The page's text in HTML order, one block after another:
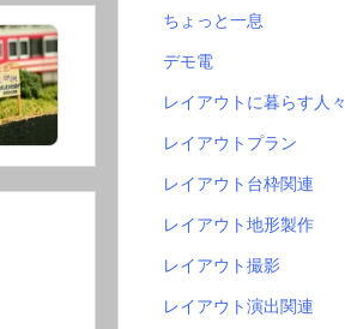
ちょっと一息
デモ電
レイアウトに暮らす人々
レイアウトプラン
レイアウト台枠関連
レイアウト地形製作
レイアウト撮影
レイアウト演出関連